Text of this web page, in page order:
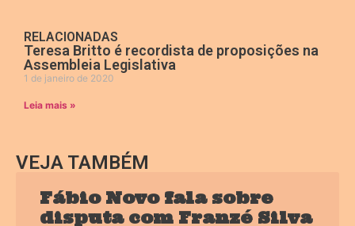
RELACIONADAS
Teresa Britto é recordista de proposições na
Assembleia Legislativa
1 de janeiro de 2020
Leia mais »
VEJA TAMBÉM
Fábio Novo fala sobre
disputa com Franzé Silva